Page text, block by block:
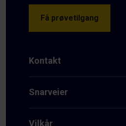
Få prøvetilgang
Kontakt
Snarveier
Vilkår